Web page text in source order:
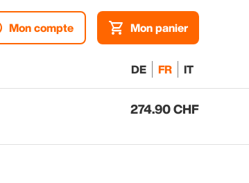
Mon compte Mon panier
DE FR IT
274.90 CHF